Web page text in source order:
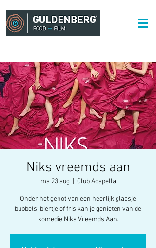
Niks vreemds aan
ma 23 aug Club Acapella
Onder het genot van een heerlijk glaasje
bubbels, biertje of fris kan je genieten van de
komedie Niks Vreemds Aan.